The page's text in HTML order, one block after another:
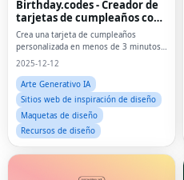
Birthday.codes - Creador de
tarjetas de cumpleaños con
IA
Crea una tarjeta de cumpleaños
personalizada en menos de 3 minutos
con IA.
2025-12-12
Arte Generativo IA
Sitios web de inspiración de diseño
Maquetas de diseño
Recursos de diseño